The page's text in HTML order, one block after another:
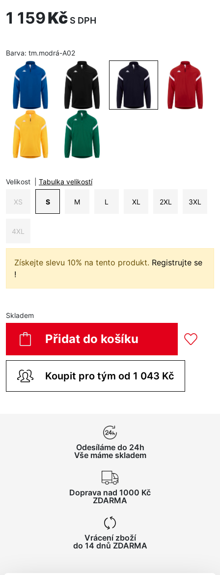
1 159Kč S DPH
Barva: tm.modrá-A02
Velikost Tabulka velikostí
XS S M L XL 2XL 3XL
4XL
Získejte slevu 10% na tento produkt. Registrujte se
!
Skladem
Přidat do košíku
Koupit pro tým od 1 043 Kč
Odesíláme do 24h
Vše máme skladem
Doprava nad 1000 Kč
ZDARMA
Vrácení zboží
do 14 dnů ZDARMA